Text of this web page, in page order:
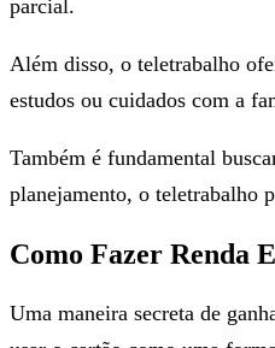
parcial.
Além disso, o teletrabalho
estudos ou cuidados com a
Também é fundamental
planejamento, o teletrabalho
Como Fazer Renda
Uma maneira secreta de